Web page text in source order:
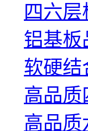
四六
铝基板
软硬结
高品质
高品质